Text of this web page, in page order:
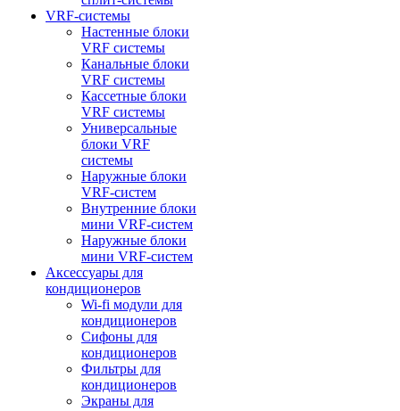
VRF-системы
Настенные блоки
VRF системы
Канальные блоки
VRF системы
Кассетные блоки
VRF системы
Универсальные
блоки VRF
системы
Наружные блоки
VRF-систем
Внутренние блоки
мини VRF-систем
Наружные блоки
мини VRF-систем
Аксессуары для
кондиционеров
Wi-fi модули для
кондиционеров
Сифоны для
кондиционеров
Фильтры для
кондиционеров
Экраны для